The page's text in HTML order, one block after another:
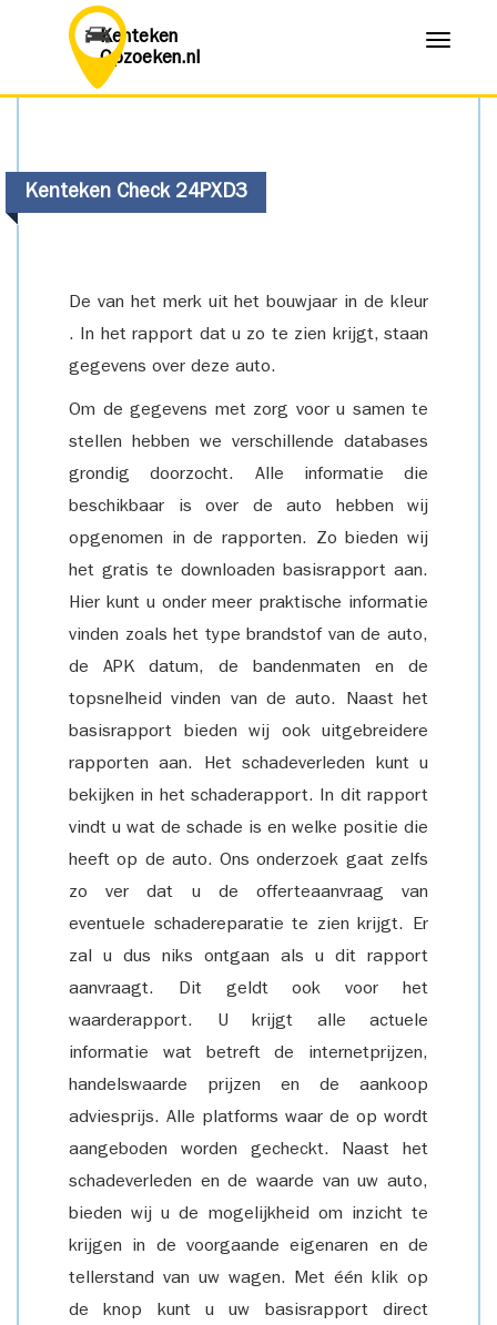
Kenteken
Opzoeken.nl
Menu
Kenteken Check 24PXD3
De van het merk uit het bouwjaar in de kleur
. In het rapport dat u zo te zien krijgt, staan
gegevens over deze auto.
Om de gegevens met zorg voor u samen te
stellen hebben we verschillende databases
grondig doorzocht. Alle informatie die
beschikbaar is over de auto hebben wij
opgenomen in de rapporten. Zo bieden wij
het gratis te downloaden basisrapport aan.
Hier kunt u onder meer praktische informatie
vinden zoals het type brandstof van de auto,
de APK datum, de bandenmaten en de
topsnelheid vinden van de auto. Naast het
basisrapport bieden wij ook uitgebreidere
rapporten aan. Het schadeverleden kunt u
bekijken in het schaderapport. In dit rapport
vindt u wat de schade is en welke positie die
heeft op de auto. Ons onderzoek gaat zelfs
zo ver dat u de offerteaanvraag van
eventuele schadereparatie te zien krijgt. Er
zal u dus niks ontgaan als u dit rapport
aanvraagt. Dit geldt ook voor het
waarderapport. U krijgt alle actuele
informatie wat betreft de internetprijzen,
handelswaarde prijzen en de aankoop
adviesprijs. Alle platforms waar de op wordt
aangeboden worden gecheckt. Naast het
schadeverleden en de waarde van uw auto,
bieden wij u de mogelijkheid om inzicht te
krijgen in de voorgaande eigenaren en de
tellerstand van uw wagen. Met één klik op
de knop kunt u uw basisrapport direct